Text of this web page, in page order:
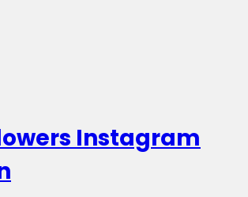
Instagram